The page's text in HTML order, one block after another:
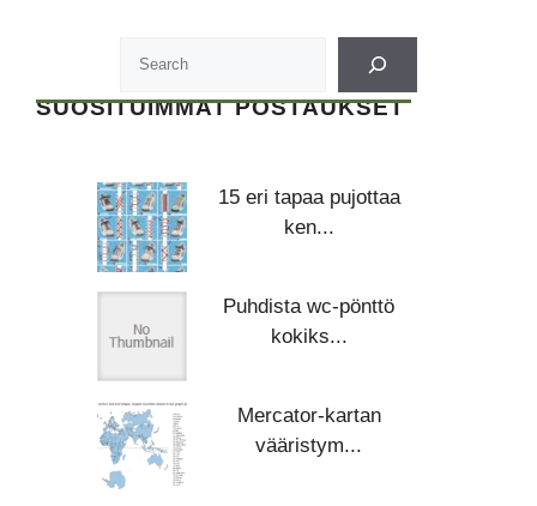
SUOSITUIMMAT POSTAUKSET
15 eri tapaa pujottaa
ken...
Puhdista wc-pönttö
kokiks...
Mercator-kartan
vääristym...